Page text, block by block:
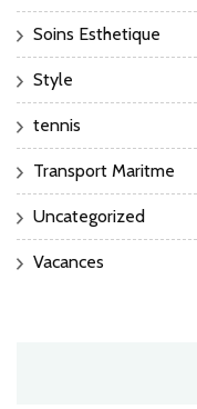
Soins Esthetique
Style
tennis
Transport Maritme
Uncategorized
Vacances